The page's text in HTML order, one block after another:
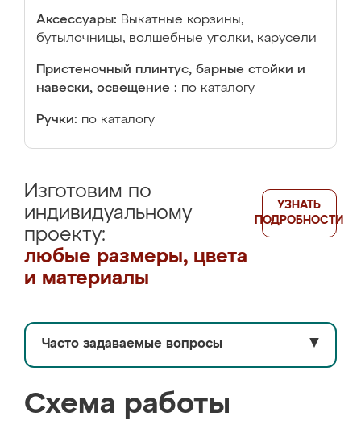
Аксессуары: Выкатные корзины,
бутылочницы, волшебные уголки, карусели
Пристеночный плинтус, барные стойки и
навески, освещение : по каталогу
Ручки: по каталогу
Изготовим по
индивидуальному
проекту:
любые размеры, цвета
и материалы
УЗНАТЬ
ПОДРОБНОСТИ
Часто задаваемые вопросы ▼
Схема работы